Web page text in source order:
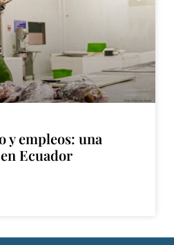
y empleos: una
Ecuador